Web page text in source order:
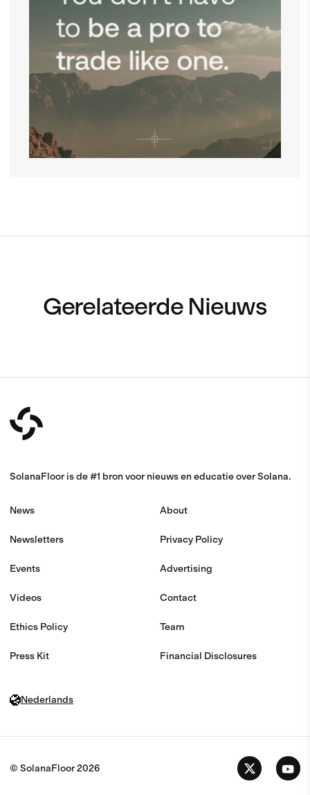
Gerelateerde Nieuws
SolanaFloor is de #1 bron voor nieuws en educatie over Solana.
News
Newsletters
Events
Videos
Ethics Policy
Press Kit
About
Privacy Policy
Advertising
Contact
Team
Financial Disclosures
Nederlands
© SolanaFloor2026